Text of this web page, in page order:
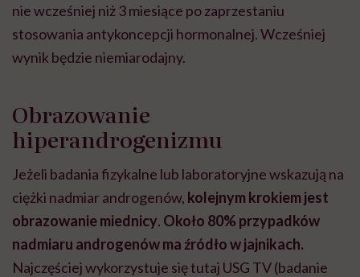
nie wcześniej niż 3 miesiące po zaprzestaniu
stosowania antykoncepcji hormonalnej. Wcześniej
wynik będzie niemiarodajny.
Obrazowanie
hiperandrogenizmu
Jeżeli badania fizykalne lub laboratoryjne wskazują na
ciężki nadmiar androgenów, kolejnym krokiem jest
obrazowanie miednicy. Około 80% przypadków
nadmiaru androgenów ma źródło w jajnikach.
Najczęściej wykorzystuje się tutaj USG TV (badanie